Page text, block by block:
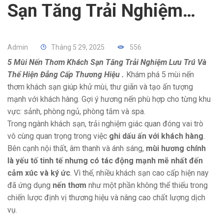
Sạn Tăng Trải Nghiệm
Đẳng Cấp Thương Hiệu
Admin Tháng 5 29, 2025 556
5 Mùi Nến Thơm Khách Sạn Tăng Trải Nghiệm Lưu Trú Và
Thể Hiện Đẳng Cấp Thương Hiệu . Khám phá 5 mùi nến
thơm khách sạn giúp khử mùi, thư giãn và tạo ấn tượng
mạnh với khách hàng. Gợi ý hương nến phù hợp cho từng khu
vực: sảnh, phòng ngủ, phòng tắm và spa.
Trong ngành khách sạn, trải nghiệm giác quan đóng vai trò
vô cùng quan trọng trong việc ghi dấu ấn với khách hàng.
Bên cạnh nội thất, âm thanh và ánh sáng, mùi hương chính
là yếu tố tinh tế nhưng có tác động mạnh mẽ nhất đến
cảm xúc và ký ức. Vì thế, nhiều khách sạn cao cấp hiện nay
đã ứng dụng nến thơm như một phần không thể thiếu trong
chiến lược định vị thương hiệu và nâng cao chất lượng dịch
vụ.